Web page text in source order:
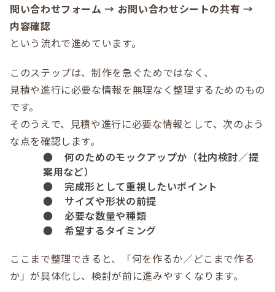
問い合わせフォーム → お問い合わせシートの共有 →
内容確認
という流れで進めています。
このステップは、制作を急ぐためではなく、
見積や進行に必要な情報を無理なく整理するためのもの
です。
そのうえで、見積や進行に必要な情報として、次のよう
な点を確認します。
●
何のためのモックアップか（社内検討／提
案用など）
●
完成形として重視したいポイント
●
サイズや形状の前提
●
必要な数量や種類
●
希望するタイミング
ここまで整理できると、
「何を作るか／どこまで作る
か」が具体化し、検討が前に進みやすくなります。